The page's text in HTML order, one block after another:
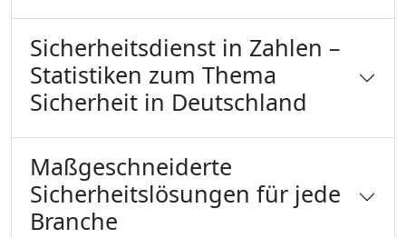
Sicherheitsdienst in Zahlen –
Statistiken zum Thema
Sicherheit in Deutschland
Maßgeschneiderte
Sicherheitslösungen für jede
Branche